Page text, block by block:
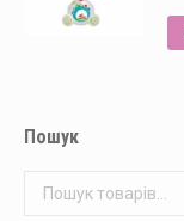
Пошук